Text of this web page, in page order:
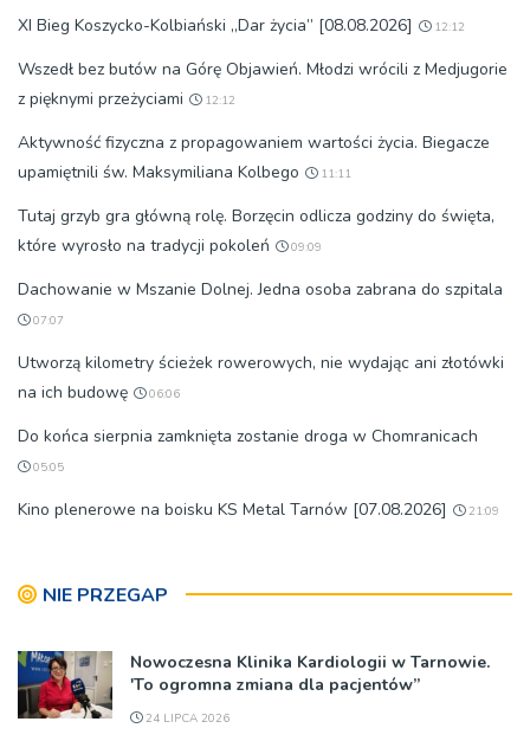
XI Bieg Koszycko-Kolbiański „Dar życia” [08.08.2026] 12:12
Wszedł bez butów na Górę Objawień. Młodzi wrócili z Medjugorie
z pięknymi przeżyciami
12:12
Aktywność fizyczna z propagowaniem wartości życia. Biegacze
upamiętnili św. Maksymiliana Kolbego
11:11
Tutaj grzyb gra główną rolę. Borzęcin odlicza godziny do święta,
które wyrosło na tradycji pokoleń
09:09
Dachowanie w Mszanie Dolnej. Jedna osoba zabrana do szpitala
07:07
Utworzą kilometry ścieżek rowerowych, nie wydając ani złotówki
na ich budowę
06:06
Do końca sierpnia zamknięta zostanie droga w Chomranicach
05:05
Kino plenerowe na boisku KS Metal Tarnów [07.08.2026] 21:09
NIE PRZEGAP
Nowoczesna Klinika Kardiologii w Tarnowie.
'To ogromna zmiana dla pacjentów”
24 LIPCA 2026